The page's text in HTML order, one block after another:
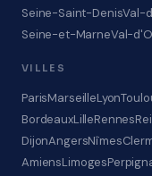
Seine-Saint-DenisVal-
Seine-et-MarneVal-
VILLES
ParisMarseilleLyon
BordeauxLilleRennes
DijonAngersNîmes
AmiensLimoges